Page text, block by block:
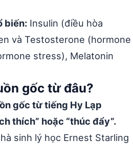
biến: Insulin (điều hòa
và Testosterone (hormone
stress), Melatonin
gốc từ đâu?
gốc từ tiếng Hy Lạp
thích” hoặc “thúc đẩy”.
sinh lý học Ernest Starling